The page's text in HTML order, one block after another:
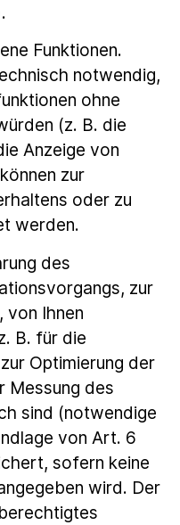
Funktionen.
notwendig,
ohne
(z. B. die
Anzeige von
zur
oder zu
werden.
des
zur
von Ihnen
B. für die
Optimierung der
Messung des
sind (notwendige
von Art. 6
sofern keine
wird. Der